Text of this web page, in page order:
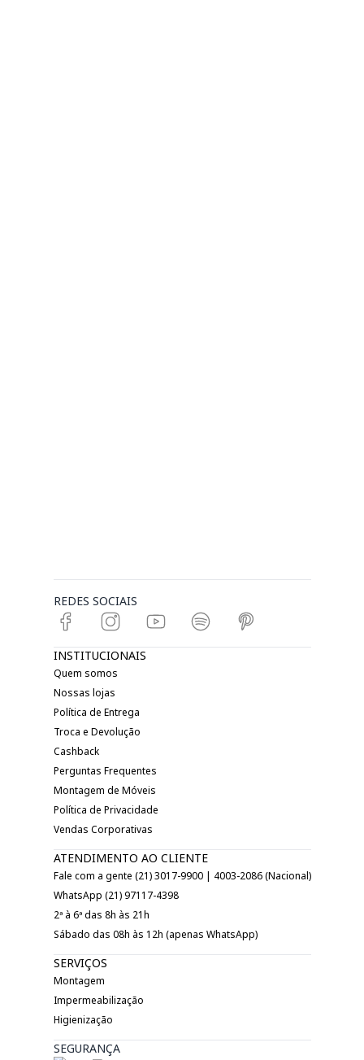
REDES SOCIAIS
INSTITUCIONAIS
Quem somos
Nossas lojas
Política de Entrega
Troca e Devolução
Cashback
Perguntas Frequentes
Montagem de Móveis
Política de Privacidade
Vendas Corporativas
ATENDIMENTO AO CLIENTE
Fale com a gente (21) 3017-9900 | 4003-2086 (Nacional)
WhatsApp (21) 97117-4398
2ª à 6ª das 8h às 21h
Sábado das 08h às 12h (apenas WhatsApp)
SERVIÇOS
Montagem
Impermeabilização
Higienização
SEGURANÇA